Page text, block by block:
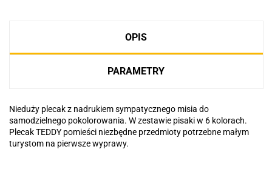
OPIS
PARAMETRY
Nieduży plecak z nadrukiem sympatycznego misia do
samodzielnego pokolorowania. W zestawie pisaki w 6 kolorach.
Plecak TEDDY pomieści niezbędne przedmioty potrzebne małym
turystom na pierwsze wyprawy.